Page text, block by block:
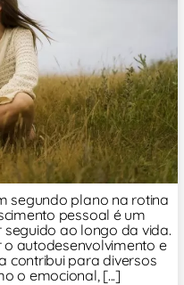
segundo plano na rotina
pessoal é um
ao longo da vida.
autodesenvolvimento e
contribui para diversos
o emocional, [...]